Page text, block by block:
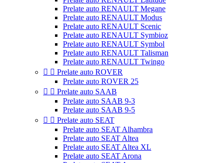
Prelate auto RENAULT Megane
Prelate auto RENAULT Modus
Prelate auto RENAULT Scenic
Prelate auto RENAULT Symbioz
Prelate auto RENAULT Symbol
Prelate auto RENAULT Talisman
Prelate auto RENAULT Twingo
  Prelate auto ROVER
Prelate auto ROVER 25
  Prelate auto SAAB
Prelate auto SAAB 9-3
Prelate auto SAAB 9-5
  Prelate auto SEAT
Prelate auto SEAT Alhambra
Prelate auto SEAT Altea
Prelate auto SEAT Altea XL
Prelate auto SEAT Arona